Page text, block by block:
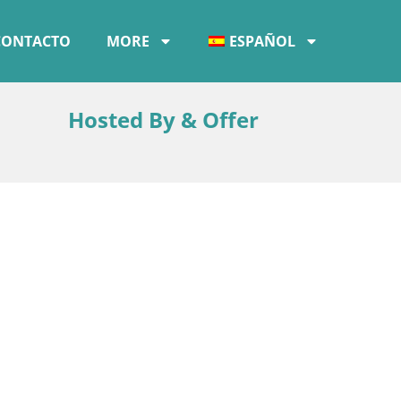
MORE ESPAÑOL
Hosted By & Offer